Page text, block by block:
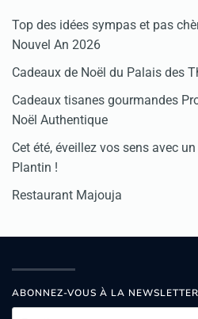
Top des idées sympas et pas
Nouvel An 2026
Cadeaux de Noël du Palais des
Cadeaux tisanes gourmandes
Noël Authentique
Cet été, éveillez vos sens avec
Plantin !
Restaurant Majouja
ABONNEZ-VOUS À LA NEWSLETTER